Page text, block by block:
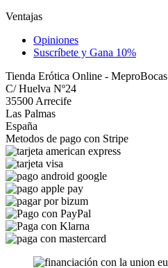
Ventajas
Opiniones
Suscríbete y Gana 10%
Tienda Erótica Online - MeproBocas
C/ Huelva Nº24
35500 Arrecife
Las Palmas
España
Metodos de pago con Stripe